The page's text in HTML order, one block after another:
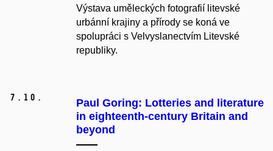
Výstava uměleckých fotografií litevské
urbánní krajiny a přírody se koná ve
spolupráci s Velvyslanectvím Litevské
republiky.
7. 10.
Paul Goring: Lotteries and literature
in eighteenth-century Britain and
beyond